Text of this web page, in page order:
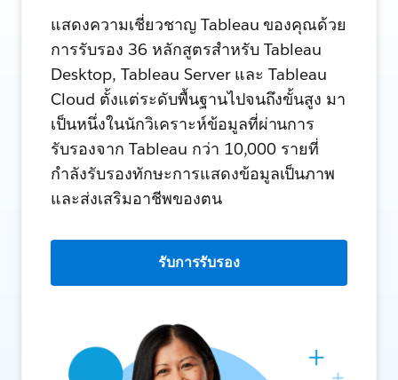
แสดงความเชี่ยวชาญ Tableau ของคุณด้วย
การรับรอง 36 หลักสูตรสำหรับ Tableau
Desktop, Tableau Server และ Tableau
Cloud ตั้งแต่ระดับพื้นฐานไปจนถึงขั้นสูง มา
เป็นหนึ่งในนักวิเคราะห์ข้อมูลที่ผ่านการ
รับรองจาก Tableau กว่า 10,000 รายที่
กำลังรับรองทักษะการแสดงข้อมูลเป็นภาพ
และส่งเสริมอาชีพของตน
รับการรับรอง